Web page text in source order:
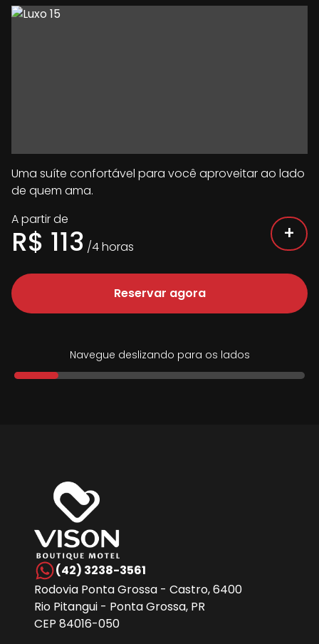
Uma suíte confortável para você aproveitar ao lado
de quem ama.
A partir de
R$ 113 /4horas
+
Reservar agora
Navegue deslizando para os lados
(42) 3238-3561
Rodovia Ponta Grossa - Castro, 6400
Rio Pitangui - Ponta Grossa, PR
CEP 84016-050